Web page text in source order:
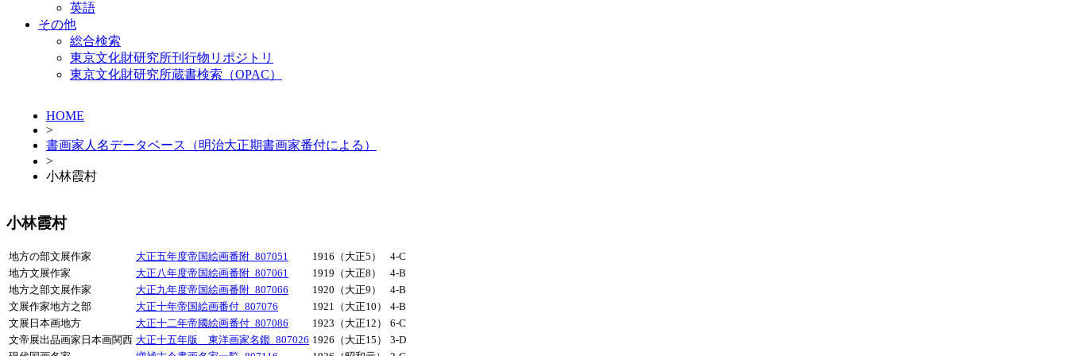
英語
その他
総合検索
東京文化財研究所刊行物リポジトリ
東京文化財研究所蔵書検索（OPAC）
HOME
>
書画家人名データベース（明治大正期書画家番付による）
>
小林霞村
小林霞村
地方の部文展作家 大正五年度帝国絵画番附_807051 1916（大正5）
4-C
地方文展作家
大正八年度帝国絵画番附_807061 1919（大正8）
4-B
地方之部文展作家
大正九年度帝国絵画番附_807066 1920（大正9）
4-B
文展作家地方之部
大正十年帝国絵画番付_807076 1921（大正10）
4-B
文展日本画地方
大正十二年帝國絵画番付_807086 1923（大正12）
6-C
文帝展出品画家日本画関西 大正十五年版 東洋画家名鑑_807026 1926（大正15）
3-D